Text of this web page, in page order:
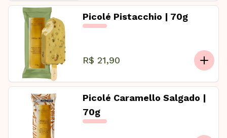
Picolé Pistacchio | 70g
R$ 21,90
Picolé Caramello Salgado |
70g